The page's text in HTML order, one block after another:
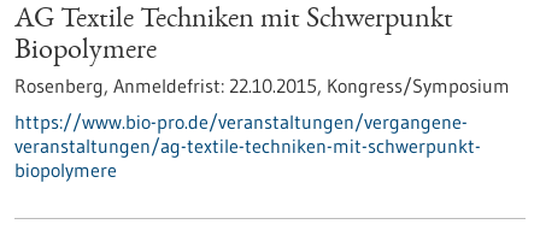
AG Textile Techniken mit Schwerpunkt
Biopolymere
Rosenberg, Anmeldefrist: 22.10.2015, Kongress/Symposium
https://www.bio-pro.de/veranstaltungen/vergangene-
veranstaltungen/ag-textile-techniken-mit-schwerpunkt-
biopolymere